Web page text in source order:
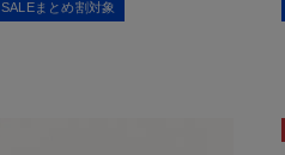
SALEまとめ割対象